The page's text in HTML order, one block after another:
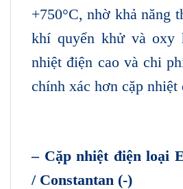
+750°C, nhờ khả năng
khí quyển khử và oxy
nhiệt điện cao và chi
chính xác hơn cặp nhiệt
– Cặp nhiệt điện loại
/ Constantan (-)